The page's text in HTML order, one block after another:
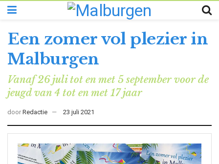
Een zomer vol plezier in
Malburgen
Vanaf 26 juli tot en met 5 september voor de
jeugd van 4 tot en met 17 jaar
door Redactie 23 juli 2021